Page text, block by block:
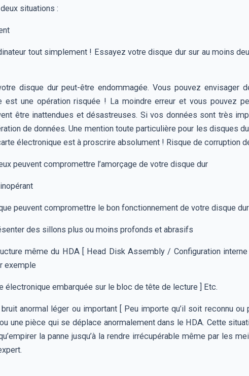
situations :
tout simplement ! Essayez votre disque dur sur au moins
disque dur peut-être endommagée. Vous pouvez envisager
est une opération risquée ! La moindre erreur et vous pouvez
être inattendues et désastreuses. Si vos données sont très
de données. Une mention toute particulière pour les disques
électronique est à proscrire absolument ! Risque de corruption
peuvent compromettre l’amorçage de votre disque dur
peuvent compromettre le bon fonctionnement de votre disque dur
des sillons plus ou moins profonds et abrasifs
même du HDA [ Head Disk Assembly / Configuration
exemple
électronique embarquée sur le bloc de tête de lecture ] Etc.
anormal léger ou important [ Peu importe qu’il soit reconnu ou
une pièce qui se déplace anormalement dans le HDA. Cette
la panne jusqu’à la rendre irrécupérable même par les